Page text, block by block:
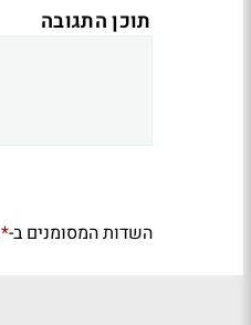
תוכן התגובה
השדות המסומנים ב-*